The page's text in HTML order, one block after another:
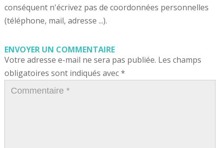
conséquent n'écrivez pas de coordonnées personnelles
(téléphone, mail, adresse ...).
ENVOYER UN COMMENTAIRE
Votre adresse e-mail ne sera pas publiée. Les champs
obligatoires sont indiqués avec*